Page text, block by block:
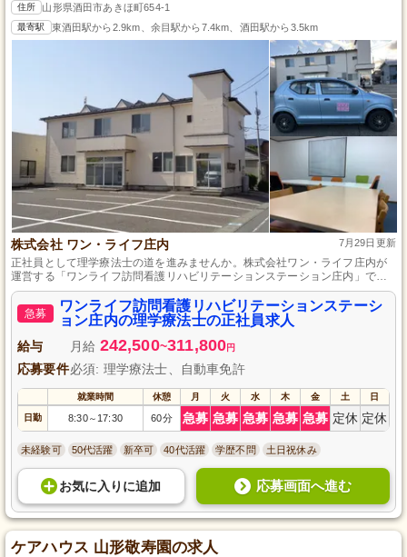
住所 山形県酒田市あきほ町654-1
最寄駅 東酒田駅から2.9km、余目駅から7.4km、酒田駅から3.5km
株式会社 ワン・ライフ庄内 7月29日更新
正社員として理学療法士の道を進みませんか。株式会社ワン・ライフ庄内が
運営する「ワンライフ訪問看護リハビリテーションステーション庄内」で
は、土日・祝日が固定休で、仕事とプライベートの両立が可能です。理学療
法士の資格と実務経験、自動車免許があれば応募いただけます。地域の方々
の在宅療養をサポートし、安心して生活できる環境作りを目指しましょう。
応募お待ちしています。
急募
ワンライフ訪問看護リハビリテーションステーシ
ョン庄内の理学療法士の正社員求人
給与 月給 242,500~311,800円
応募要件必須: 理学療法士、自動車免許
就業時間 休憩 月 火 水 木 金 土 日
日勤 8:30～ 17:30 60分 急募 急募 急募 急募 急募 定休 定休
未経験可 50代活躍 新卒可 40代活躍 学歴不問 土日祝休み
お気に入り に追加 応募画面へ進む
ケアハウス 山形敬寿園の求人